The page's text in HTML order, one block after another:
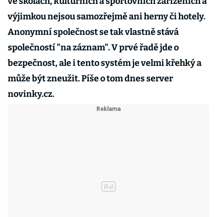
výjimkou nejsou samozřejmě ani herny či hotely.
Anonymní společnost se tak vlastně stává
společností "na záznam". V prvé řadě jde o
bezpečnost, ale i tento systém je velmi křehký a
může být zneužit. Píše o tom dnes server
novinky.cz.